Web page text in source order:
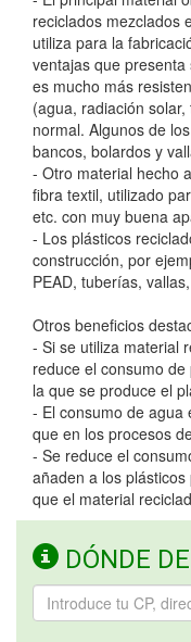
reciclados mezclados
utiliza para la
ventajas que
es mucho más
(agua, radiación
normal. Algunos de
bancos, bolardos y
- Otro material hecho
fibra textil, utilizado
etc. con muy buena
- Los plásticos
construcción, por
PEAD, tuberías,
Otros beneficios
- Si se utiliza material
reduce el consumo
la que se produce el
- El consumo de agua
que en los procesos
- Se reduce el
añaden a los
que el material
DÓNDE